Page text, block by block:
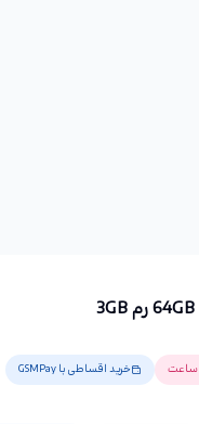
خرید اقساطی با GSMPay